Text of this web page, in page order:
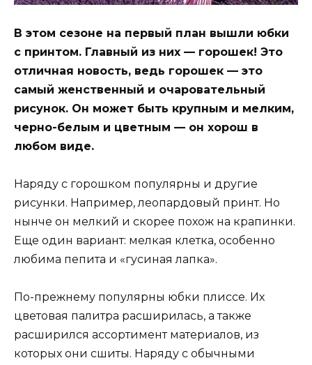
В этом сезоне на первый план вышли юбки
с принтом. Главный из них — горошек! Это
отличная новость, ведь горошек — это
самый женственный и очаровательный
рисунок. Он может быть крупным и мелким,
черно-белым и цветным — он хорош в
любом виде.
Наряду с горошком популярны и другие
рисунки. Например, леопардовый принт. Но
нынче он мелкий и скорее похож на крапинки.
Еще один вариант: мелкая клетка, особенно
любима пепита и «гусиная лапка».
По-прежнему популярны юбки плиссе. Их
цветовая палитра расширилась, а также
расширился ассортимент материалов, из
которых они сшиты. Наряду с обычными